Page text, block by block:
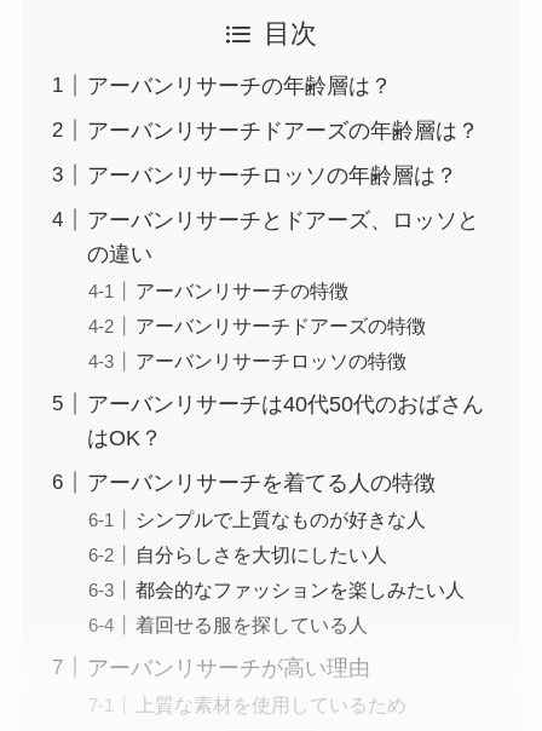
目次
アーバンリサーチの年齢層は？
アーバンリサーチドアーズの年齢層は？
アーバンリサーチロッソの年齢層は？
アーバンリサーチとドアーズ、ロッソと
の違い
アーバンリサーチの特徴
アーバンリサーチドアーズの特徴
アーバンリサーチロッソの特徴
アーバンリサーチは40代50代のおばさん
はOK？
アーバンリサーチを着てる人の特徴
シンプルで上質なものが好きな人
自分らしさを大切にしたい人
都会的なファッションを楽しみたい人
着回せる服を探している人
アーバンリサーチが高い理由
上質な素材を使用しているため